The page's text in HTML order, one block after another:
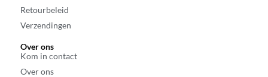
Retourbeleid
Verzendingen
Over ons
Kom in contact
Over ons